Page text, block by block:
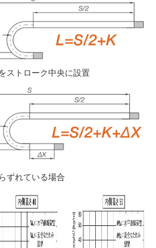
ストローク中央に設置
ずれている場合